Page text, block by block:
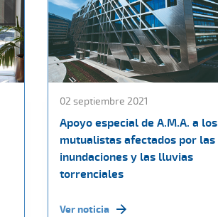
02 septiembre 2021
Apoyo especial de A.M.A. a los
mutualistas afectados por las
inundaciones y las lluvias
torrenciales
Ver noticia